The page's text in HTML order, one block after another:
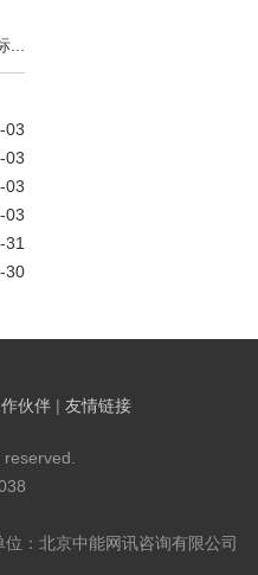
03
03
03
03
31
30
伙伴 | 友情链接
：北京中能网讯咨询有限公司